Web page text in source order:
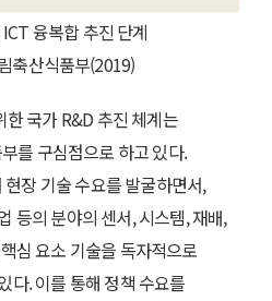
융복합 추진 단계
축산식품부(2019)
국가 R&D 추진 체계는
를 구심점으로 하고 있다.
장 기술 수요를 발굴하면서,
등의 분야의 센서, 시스템, 재배,
심 요소 기술을 독자적으로
다. 이를 통해 정책 수요를